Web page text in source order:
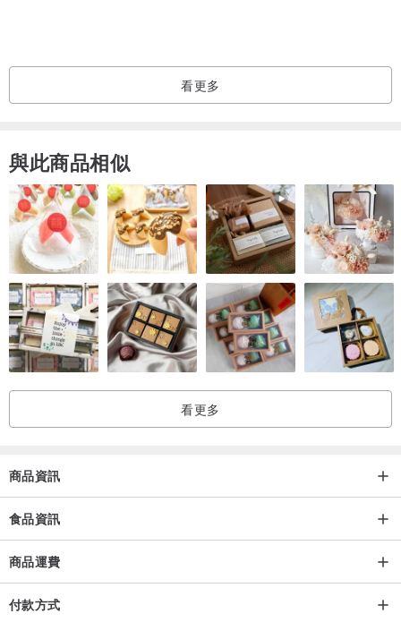
❤ 飲用後身體如有任何不適，請立即暫停使用。
看更多
與此商品相似
看更多
商品資訊
食品資訊
商品運費
付款方式